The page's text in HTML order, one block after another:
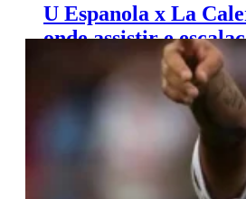
U Espanola x La
onde assistir e
Campeonato Chileno